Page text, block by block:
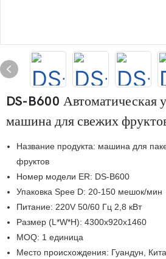
DS-B600 Автоматическая
машина для свежих
Название продукта: машина для
фруктов
Номер модели ER: DS-B600
Упаковка Spee D: 20-150 мешок/мин
Питание: 220V 50/60 Гц 2,8 кВт
Размер (L*W*H): 4300x920x1460
MOQ: 1 единица
Место происхождения: Гуандун,